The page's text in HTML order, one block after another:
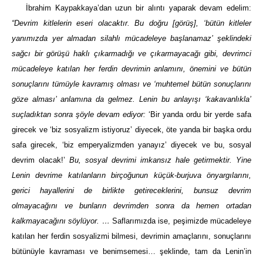
İbrahim Kaypakkaya’dan uzun bir alıntı yaparak devam edelim:
“Devrim kitlelerin eseri olacaktır. Bu doğru [görüş], ‘bütün kitleler
yanımızda yer almadan silahlı mücadeleye başlanamaz’ şeklindeki
sağcı bir görüşü haklı çıkarmadığı ve çıkarmayacağı gibi, devrimci
mücadeleye katılan her ferdin devrimin anlamını, önemini ve bütün
sonuçlarını tümüyle kavramış olması ve ‘muhtemel bütün sonuçlarını
göze alması’ anlamına da gelmez. Lenin bu anlayışı ‘kakavanlıkla’
suçladıktan sonra şöyle devam ediyor: ‘Bir yanda ordu bir yerde safa
girecek ve ‘biz sosyalizm istiyoruz’ diyecek, öte yanda bir başka ordu
safa girecek, ‘biz emperyalizmden yanayız’ diyecek ve bu, sosyal
devrim olacak!’ Bu, sosyal devrimi imkansız hale getirmektir. Yine
Lenin devrime katılanların birçoğunun küçük-burjuva önyargılarını,
gerici hayallerini de birlikte getireceklerini, bunsuz devrim
olmayacağını ve bunların devrimden sonra da hemen ortadan
kalkmayacağını söylüyor. … Saflarımızda ise, peşimizde mücadeleye
katılan her ferdin sosyalizmi bilmesi, devrimin amaçlarını, sonuçlarını
bütünüyle kavraması ve benimsemesi… şeklinde, tam da Lenin’in